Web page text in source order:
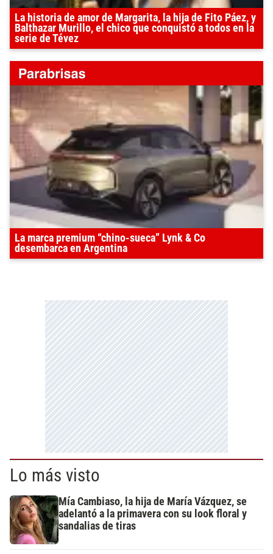
La historia de amor de Margarita, la hija de Fito Páez, y
Balthazar Murillo, el chico que conquistó a todos en la
serie de Tévez
La marca premium “chino-sueca” Lynk & Co
desembarca en Argentina
Lo más visto
Mía Cambiaso, la hija de María Vázquez, se
adelantó a la primavera con su look floral y
sandalias de tiras